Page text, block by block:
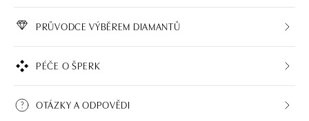
PRŮVODCE VÝBĚREM DIAMANTŮ
PÉČE O ŠPERK
OTÁZKY A ODPOVĚDI